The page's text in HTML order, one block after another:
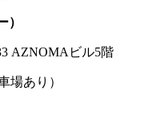
AZNOMAビル5階
場あり）